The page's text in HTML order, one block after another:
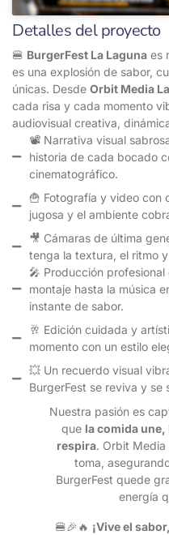
Detalles del proyecto
🍔 BurgerFest La Laguna es
es una explosión de sabor,
únicas. Desde Orbit Media
cada risa y cada momento
audiovisual creativa,
📽️ Narrativa visual
historia de cada bocado
cinematográfico.
🍟 Fotografía y video con
jugosa y el ambiente
🎥 Cámaras de última
tenga la textura, el ritmo
🎤 Producción
montaje hasta la música
instante de sabor.
🥂 Edición cuidada y
momento con un estilo
💥 Un recuerdo visual
BurgerFest se reviva y se
Nuestra pasión es
que la comida
respira. Orbit Media
toma,
BurgerFest quede
energía
🍔🎉🔥 ¡Vive el